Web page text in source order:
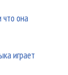
что она
играет